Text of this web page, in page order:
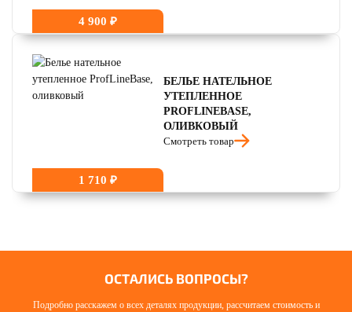
4 900 ₽
1 710 ₽
БЕЛЬЕ НАТЕЛЬНОЕ
УТЕПЛЕННОЕ
PROFLINEBASE,
ОЛИВКОВЫЙ
Смотреть товар
ОСТАЛИСЬ ВОПРОСЫ?
Подробно расскажем о всех деталях продукции, рассчитаем стоимость и